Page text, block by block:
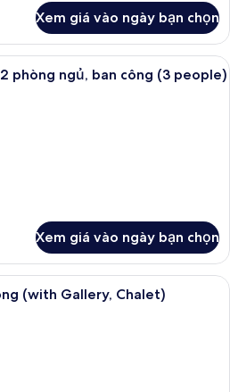
Xem giá vào ngày bạn chọn
Bộ đồ giường kháng dị ứng,
phòng ngủ, ban công (3 people)
Xem giá vào ngày bạn chọn
Studio Tiêu chuẩn, ban công (with
(with Gallery, Chalet)